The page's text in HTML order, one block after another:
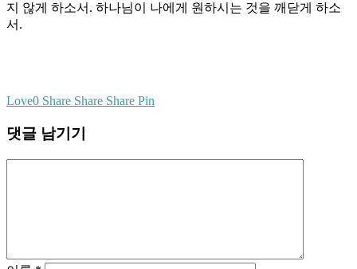
지 않게 하소서. 하나님이 나에게 원하시는 것을 깨닫게 하소
서.
Love0 Share Share Share Pin
댓글 남기기